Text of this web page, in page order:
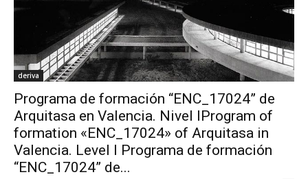
deriva
Programa de formación “ENC_17024” de
Arquitasa en Valencia. Nivel IProgram of
formation «ENC_17024» of Arquitasa in
Valencia. Level I Programa de formación
“ENC_17024” de...